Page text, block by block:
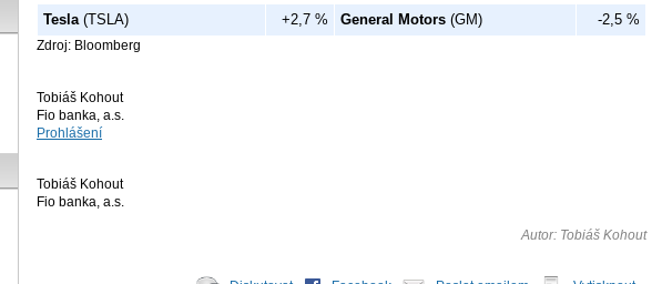
Tesla(TSLA) +2,7 % General Motors (GM) -2,5 %
Zdroj: Bloomberg
Tobiáš Kohout
Fio banka, a.s.
Prohlášení
Tobiáš Kohout
Fio banka, a.s.
Autor: Tobiáš Kohout